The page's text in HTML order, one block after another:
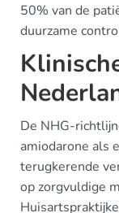
50% van de
duurzame
De NHG-
amiodarone als
terugkerende
op zorgvuldige